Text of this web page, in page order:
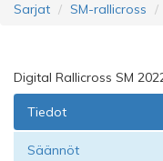
Sarjat SM-rallicross
Digital Rallicross SM
Tiedot
Säännöt